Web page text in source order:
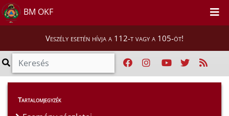
BM OKF
Veszély esetén hívja a 112-t vagy a 105-öt!
Esemény részletei
Tartalomjegyzék